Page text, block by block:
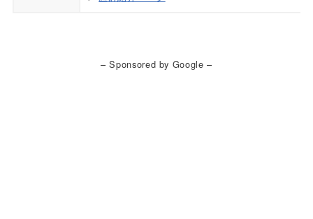
– Sponsored by Google –